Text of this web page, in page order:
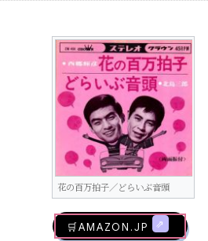
花の百万拍子／どらいぶ音頭
🛒AMAZON.jp